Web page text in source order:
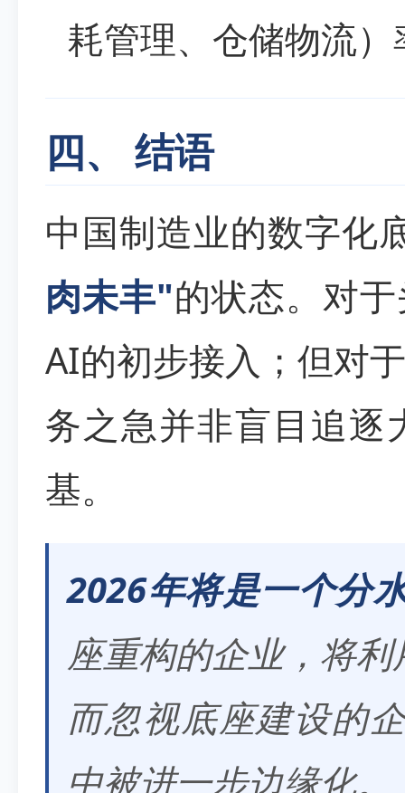
耗管理、仓储物流
四、 结语
中国制造业的数字化
肉未丰"的状态。对
AI的初步接入；但对
务之急并非盲目追逐
基。
2026年将是一个分
座重构的企业，将
而忽视底座建设的
中被进一步边缘化。